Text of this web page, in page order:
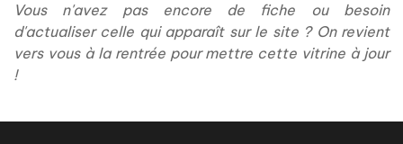
Vous n'avez pas encore de fiche ou besoin
d'actualiser celle qui apparaît sur le site ? On revient
vers vous à la rentrée pour mettre cette vitrine à jour
!